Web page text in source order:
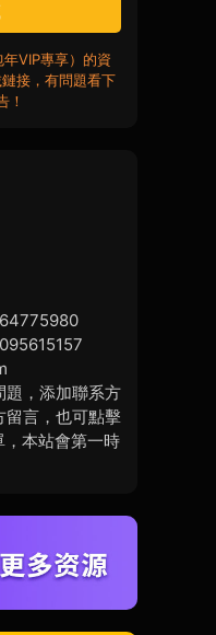
VIP專享）的資
接，有問題看下
！
題，添加聯系方
留言，也可點擊
本站會第一時